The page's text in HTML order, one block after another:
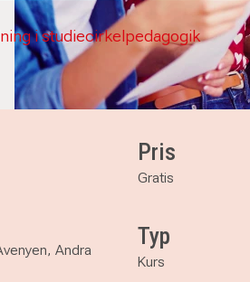
i studiecirkelpedagogik
Andra
Pris
Gratis
Typ
Kurs